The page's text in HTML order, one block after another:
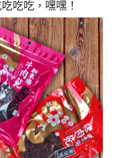
吃吃，嘿嘿！